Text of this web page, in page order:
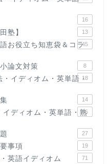
16
塾】 13
お役立ち知恵袋＆コラ45
論文対策 8
イディオム・英単語・
18
14
ディオム・英単語・熟
15
27
事項 19
英語イディオム 71